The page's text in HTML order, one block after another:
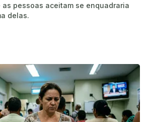
pessoas aceitam se enquadraria
delas.